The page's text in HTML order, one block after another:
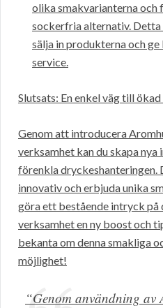
olika smakvarianterna och
sockerfria alternativ.
sälja in produkterna och
service.
Slutsats: En enkel väg till
Genom att introducera
verksamhet kan du skapa
förenkla dryckeshanteringen.
innovativ och erbjuda unika
göra ett bestående intryck på
verksamhet en ny boost och
bekanta om denna smakliga
möjlighet!
“Genom användning av